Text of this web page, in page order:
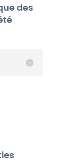
des